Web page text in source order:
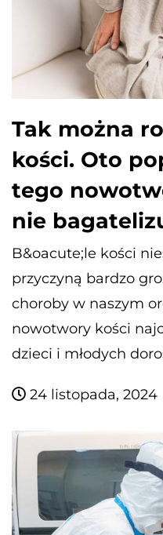
Tak można
kości. Oto
tego
nie
B&oacute;le kości
przyczyną bardzo
choroby w naszym
nowotwory kości
dzieci i młodych
24 listopada, 2024